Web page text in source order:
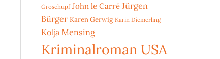
Groschupf John le Carré Jürgen
Bürger Karen Gerwig Karin Diemerling
Kolja Mensing
Kriminalroman USA